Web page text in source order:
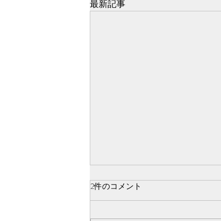
最新記事
ばいばい🧸！！！
みなさんこんばんは🌙·̩͙ 明日から
2件のコメント